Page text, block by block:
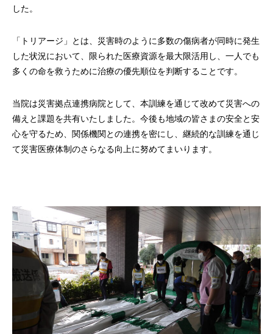
した。
「トリアージ」とは、災害時のように多数の傷病者が同時に発生
した状況において、限られた医療資源を最大限活用し、一人でも
多くの命を救うために治療の優先順位を判断することです。
当院は災害拠点連携病院として、本訓練を通じて改めて災害への
備えと課題を共有いたしました。今後も地域の皆さまの安全と安
心を守るため、関係機関との連携を密にし、継続的な訓練を通じ
て災害医療体制のさらなる向上に努めてまいります。